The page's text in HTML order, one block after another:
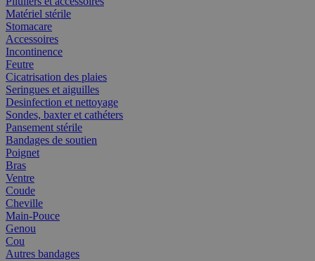
Matériel stérile
Stomacare
Accessoires
Incontinence
Feutre
Cicatrisation des plaies
Seringues et aiguilles
Desinfection et nettoyage
Sondes, baxter et cathéters
Pansement stérile
Bandages de soutien
Poignet
Bras
Ventre
Coude
Cheville
Main-Pouce
Genou
Cou
Autres bandages